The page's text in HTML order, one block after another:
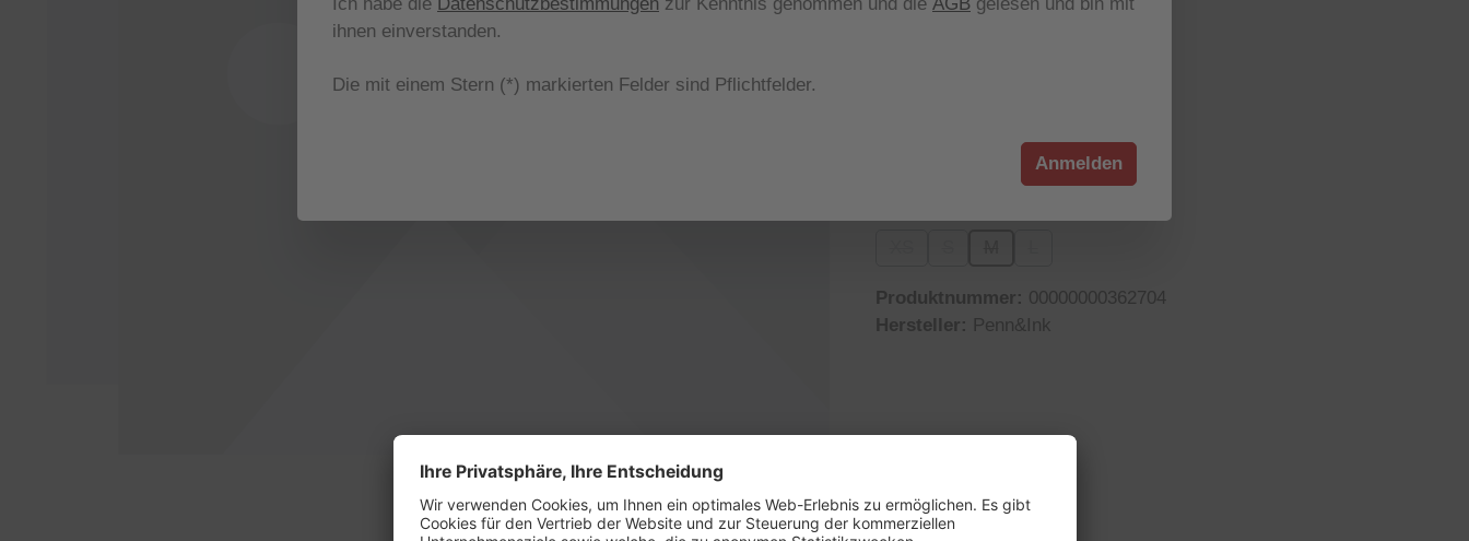
(Diese Option ist zurzeit nicht verfügbar.)
Produktnummer: 00000000362704
Hersteller: Penn&Ink
ihnen einverstanden.
Die mit einem Stern (*) markierten Felder sind Pflichtfelder.
Anmelden